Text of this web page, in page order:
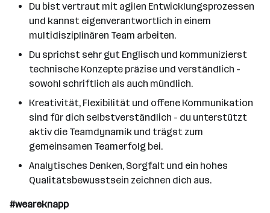
Du bist vertraut mit agilen Entwicklungsprozessen
und kannst eigenverantwortlich in einem
multidisziplinären Team arbeiten.
Du sprichst sehr gut Englisch und kommunizierst
technische Konzepte präzise und verständlich -
sowohl schriftlich als auch mündlich.
Kreativität, Flexibilität und offene Kommunikation
sind für dich selbstverständlich - du unterstützt
aktiv die Teamdynamik und trägst zum
gemeinsamen Teamerfolg bei.
Analytisches Denken, Sorgfalt und ein hohes
Qualitätsbewusstsein zeichnen dich aus.
#weareknapp